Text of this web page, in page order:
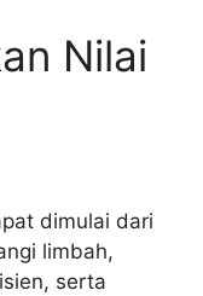
Nilai
dimulai dari
limbah,
serta